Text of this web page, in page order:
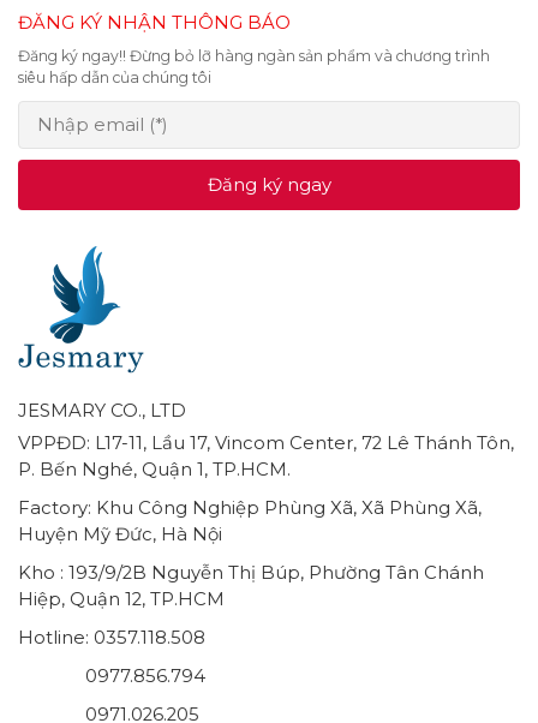
ĐĂNG KÝ NHẬN THÔNG BÁO
Đăng ký ngay!! Đừng bỏ lỡ hàng ngàn sản phẩm và chương trình
siêu hấp dẫn của chúng tôi
Đăng ký ngay
JESMARY CO., LTD
VPPĐD: L17-11, Lầu 17, Vincom Center, 72 Lê Thánh Tôn,
P. Bến Nghé, Quận 1, TP.HCM.
Factory: Khu Công Nghiệp Phùng Xã, Xã Phùng Xã,
Huyện Mỹ Đức, Hà Nội
Kho : 193/9/2B Nguyễn Thị Búp, Phường Tân Chánh
Hiệp, Quận 12, TP.HCM
Hotline: 0357.118.508
0977.856.794
0971.026.205